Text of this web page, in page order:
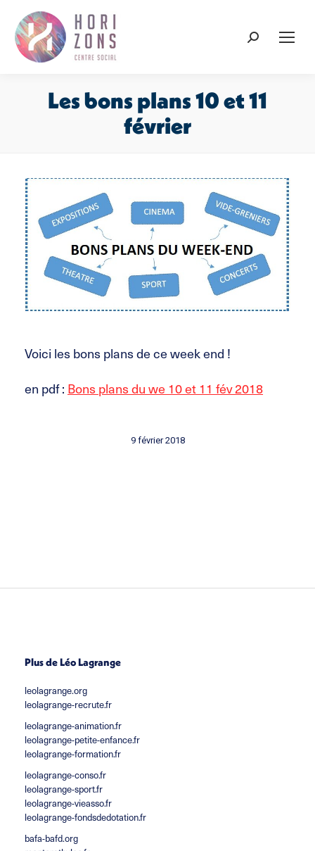
Recherche
Les bons plans 10 et 11
février
Voici les bons plans de ce week end !
en pdf : Bons plans du we 10 et 11 fév 2018
9 février 2018
Plus de Léo Lagrange
leolagrange.org
leolagrange-recrute.fr
leolagrange-animation.fr
leolagrange-petite-enfance.fr
leolagrange-formation.fr
leolagrange-conso.fr
leolagrange-sport.fr
leolagrange-vieasso.fr
leolagrange-fondsdedotation.fr
bafa-bafd.org